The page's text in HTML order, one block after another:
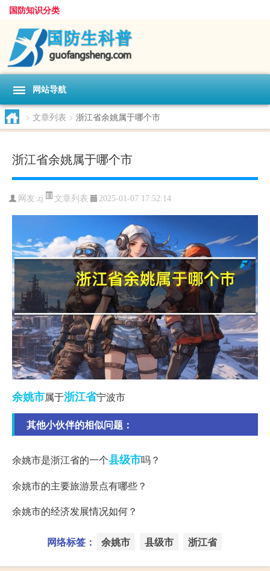
国防知识分类
网站导航
> 文章列表 > 浙江省余姚属于哪个市
浙江省余姚属于哪个市
网友:zj 文章列表 2025-01-07 17:52:14
余姚市属于浙江省宁波市
其他小伙伴的相似问题：
余姚市是浙江省的一个县级市吗？
余姚市的主要旅游景点有哪些？
余姚市的经济发展情况如何？
网络标签： 余姚市 县级市 浙江省